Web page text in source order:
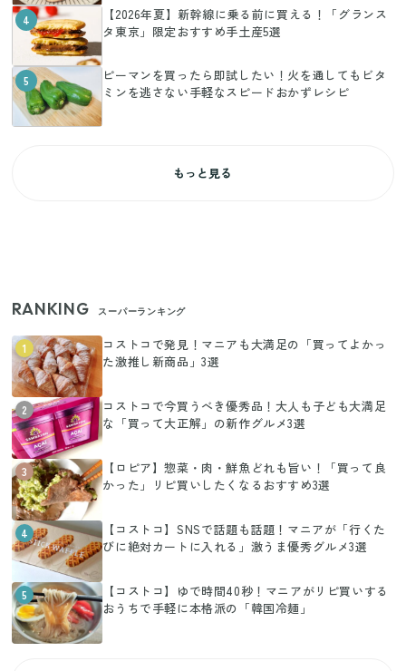
4
【2026年夏】新幹線に乗る前に買える！「グランス
タ東京」限定おすすめ手土産5選
5
ピーマンを買ったら即試したい！火を通してもビタ
ミンを逃さない手軽なスピードおかずレシピ
もっと見る
RANKING スーパーランキング
1
コストコで発見！マニアも大満足の「買ってよかっ
た激推し新商品」3選
2
コストコで今買うべき優秀品！大人も子ども大満足
な「買って大正解」の新作グルメ3選
3
【ロピア】惣菜・肉・鮮魚どれも旨い！「買って良
かった」リピ買いしたくなるおすすめ3選
4
【コストコ】SNSで話題も話題！マニアが「行くた
びに絶対カートに入れる」激うま優秀グルメ3選
5
【コストコ】ゆで時間40秒！マニアがリピ買いする
おうちで手軽に本格派の「韓国冷麺」